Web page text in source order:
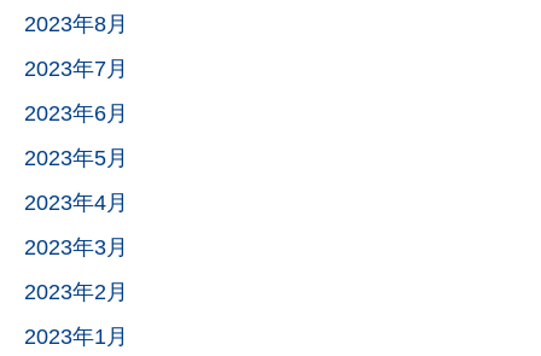
2023年8月
2023年7月
2023年6月
2023年5月
2023年4月
2023年3月
2023年2月
2023年1月